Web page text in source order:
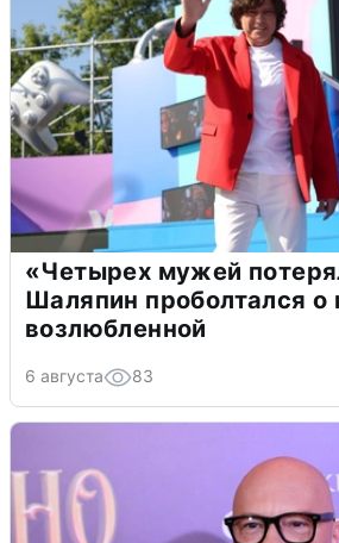
«Четырех мужей
Шаляпин проболтался о
возлюбленной
6 августа 83